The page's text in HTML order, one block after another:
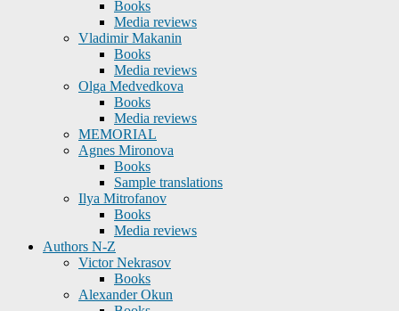
Books
Media reviews
Vladimir Makanin
Books
Media reviews
Olga Medvedkova
Books
Media reviews
MEMORIAL
Agnes Mironova
Books
Sample translations
Ilya Mitrofanov
Books
Media reviews
Authors N-Z
Victor Nekrasov
Books
Alexander Okun